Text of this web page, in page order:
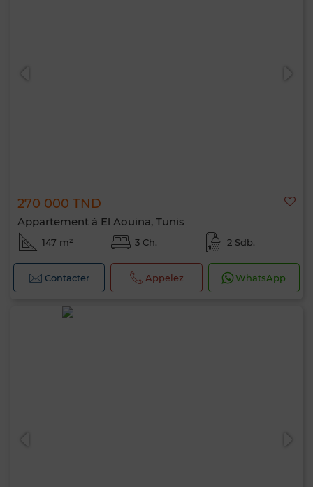
270 000 TND
Appartement à El Aouina, Tunis
147 m² 3 Ch. 2 Sdb.
Contacter Appelez WhatsApp